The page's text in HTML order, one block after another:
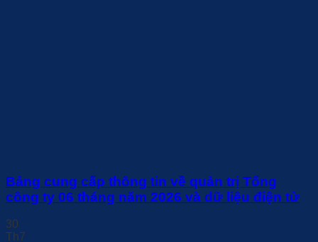
Bảng cung cấp thông tin về quản trị Tổng
công ty 06 tháng năm 2026 và dữ liệu điện tử
30
Th7